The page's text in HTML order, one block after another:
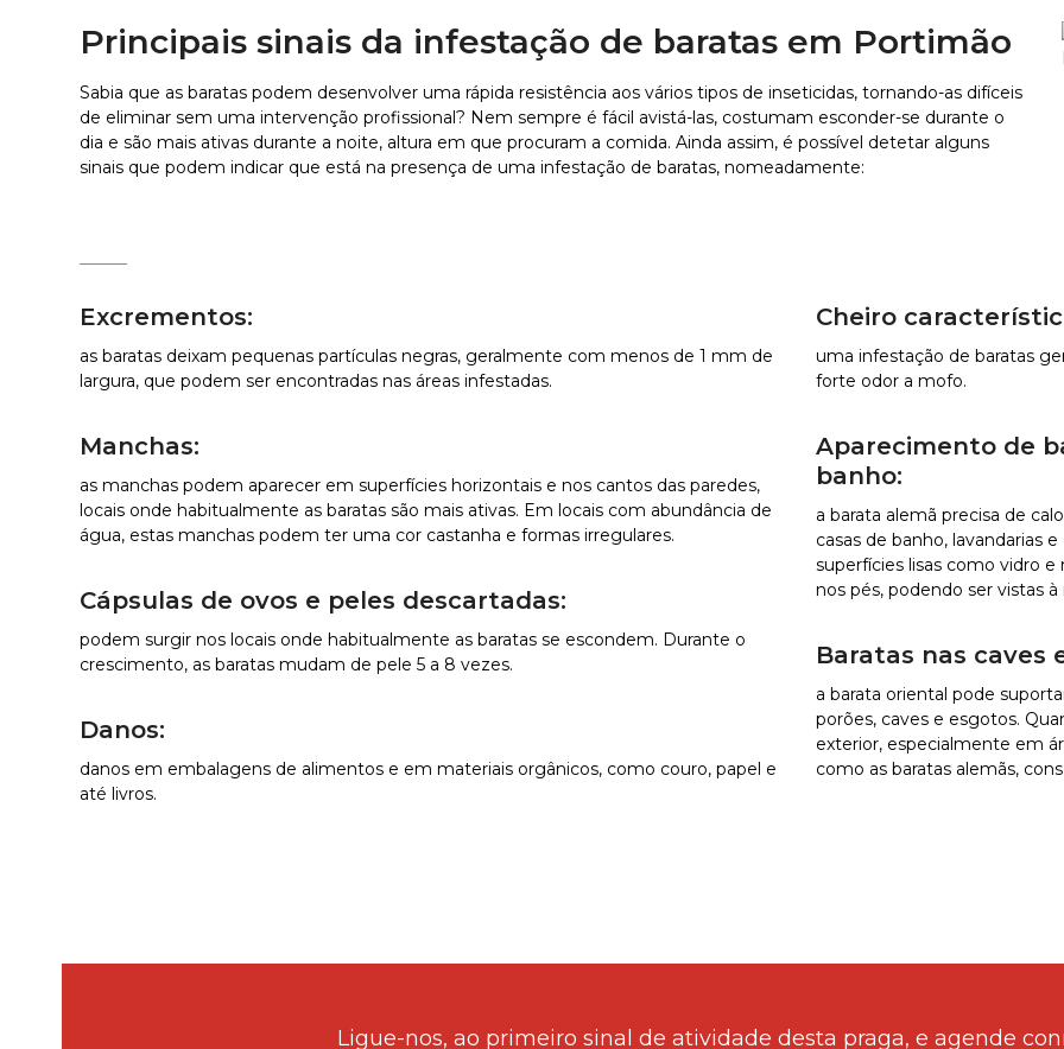
Principais sinais da infestação de baratas em Portimão
Sabia que as baratas podem desenvolver uma rápida resistência aos vários tipos de inseticidas, tornando-as difíceis
de eliminar sem uma intervenção profissional? Nem sempre é fácil avistá-las, costumam esconder-se durante o
dia e são mais ativas durante a noite, altura em que procuram a comida. Ainda assim, é possível detetar alguns
sinais que podem indicar que está na presença de uma infestação de baratas, nomeadamente:
Excrementos:
as baratas deixam pequenas partículas negras, geralmente com menos de 1 mm de
largura, que podem ser encontradas nas áreas infestadas.
Manchas:
as manchas podem aparecer em superfícies horizontais e nos cantos das paredes,
locais onde habitualmente as baratas são mais ativas. Em locais com abundância de
água, estas manchas podem ter uma cor castanha e formas irregulares.
Cápsulas de ovos e peles descartadas:
podem surgir nos locais onde habitualmente as baratas se escondem. Durante o
crescimento, as baratas mudam de pele 5 a 8 vezes.
Danos:
danos em embalagens de alimentos e em materiais orgânicos, como couro, papel e
até livros.
Cheiro
uma infestação de baratas
forte odor a mofo.
Aparecimento de
banho:
a barata alemã precisa de
casas de banho, lavandarias
superfícies lisas como vidro
nos pés, podendo ser vistas
Baratas nas caves
a barata oriental pode
porões, caves e esgotos.
exterior, especialmente em
como as baratas alemãs,
Ligue-nos, ao primeiro sinal de atividade desta praga, e agende